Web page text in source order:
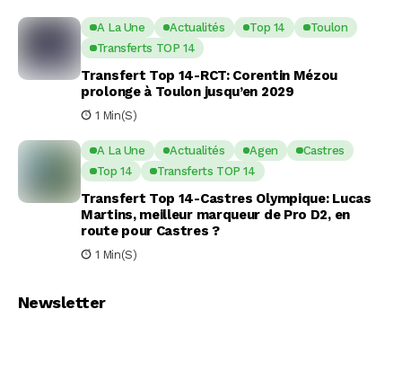
A La Une Actualités Top 14
Toulon
Transferts TOP 14
Transfert Top 14-RCT: Corentin Mézou
prolonge à Toulon jusqu’en 2029
1 Min(s)
A La Une Actualités Agen
Castres
Top 14
Transferts TOP 14
Transfert Top 14-Castres Olympique: Lucas
Martins, meilleur marqueur de Pro D2, en
route pour Castres ?
1 Min(s)
Newsletter